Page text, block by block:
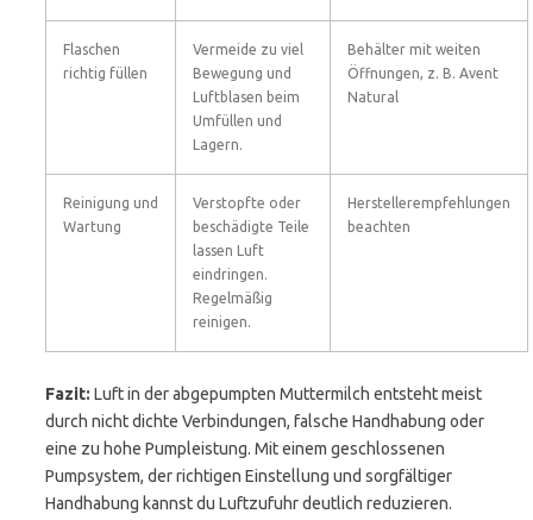
Flaschen
richtig füllen
Vermeide zu viel
Bewegung und
Luftblasen beim
Umfüllen und
Lagern.
Behälter mit weiten
Öffnungen, z. B. Avent
Natural
Reinigung und
Wartung
Verstopfte oder
beschädigte Teile
lassen Luft
eindringen.
Regelmäßig
reinigen.
Herstellerempfehlungen
beachten
Fazit: Luft in der abgepumpten Muttermilch entsteht meist
durch nicht dichte Verbindungen, falsche Handhabung oder
eine zu hohe Pumpleistung. Mit einem geschlossenen
Pumpsystem, der richtigen Einstellung und sorgfältiger
Handhabung kannst du Luftzufuhr deutlich reduzieren.